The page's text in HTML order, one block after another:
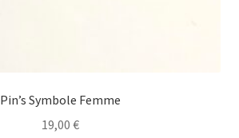
Pin’s Symbole Femme
19,00 €